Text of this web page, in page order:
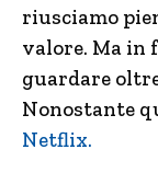
riusciamo
valore. Ma in
guardare
Nonostante
Netflix.